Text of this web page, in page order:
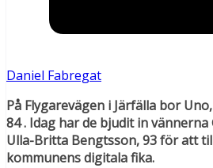
Daniel Fabregat
På Flygarevägen i Järfälla bor
84 . Idag har de bjudit in
Ulla-Britta Bengtsson, 93 för att
kommunens digitala fika.